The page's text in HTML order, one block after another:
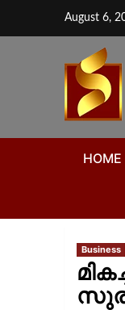
August 6,
HOME
Business